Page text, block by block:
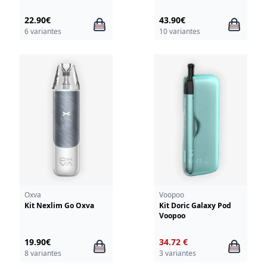
22.90€
6 variantes
43.90€
10 variantes
Oxva
Kit Nexlim Go Oxva
19.90€
8 variantes
Voopoo
Kit Doric Galaxy Pod
Voopoo
34.72 €
3 variantes